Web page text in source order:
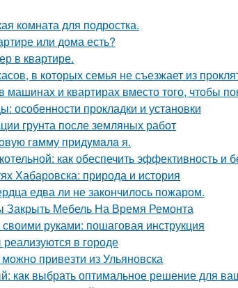
комната для подростка.
или дома есть?
в квартире.
в которых семья не съезжает из
машинах и квартирах вместо того, чтобы
особенности прокладки и установки
грунта после земляных работ
гaмму придyмaлa я.
как обеспечить эффективность и
Хабаровска: природа и история
едва ли не закончилось пожаром.
Мебель На Время Ремонта
руками: пошаговая инструкция
в городе
привезти из Ульяновска
как выбрать оптимальное решение для